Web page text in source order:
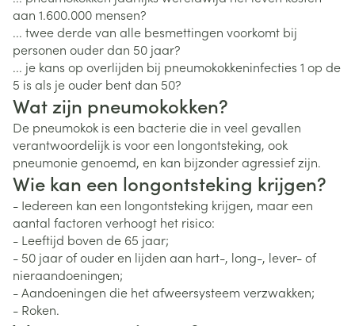
aan 1.600.000 mensen?
... twee derde van alle besmettingen voorkomt bij
personen ouder dan 50 jaar?
... je kans op overlijden bij pneumokokkeninfecties 1 op de
5 is als je ouder bent dan 50?
Wat zijn pneumokokken?
De pneumokok is een bacterie die in veel gevallen
verantwoordelijk is voor een longontsteking, ook
pneumonie genoemd, en kan bijzonder agressief zijn.
Wie kan een longontsteking krijgen?
- Iedereen kan een longontsteking krijgen, maar een
aantal factoren verhoogt het risico:
- Leeftijd boven de 65 jaar;
- 50 jaar of ouder en lijden aan hart-, long-, lever- of
nieraandoeningen;
- Aandoeningen die het afweersysteem verzwakken;
- Roken.